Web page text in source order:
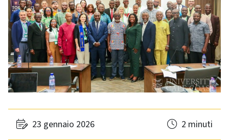
23 gennaio 2026 2 minuti